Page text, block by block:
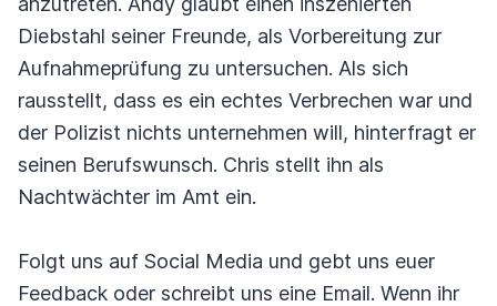
Diebstahl seiner Freunde, als Vorbereitung zur
Aufnahmeprüfung zu untersuchen. Als sich
rausstellt, dass es ein echtes Verbrechen war und
der Polizist nichts unternehmen will, hinterfragt er
seinen Berufswunsch. Chris stellt ihn als
Nachtwächter im Amt ein.
Folgt uns auf Social Media und gebt uns euer
Feedback oder schreibt uns eine Email. Wenn ihr